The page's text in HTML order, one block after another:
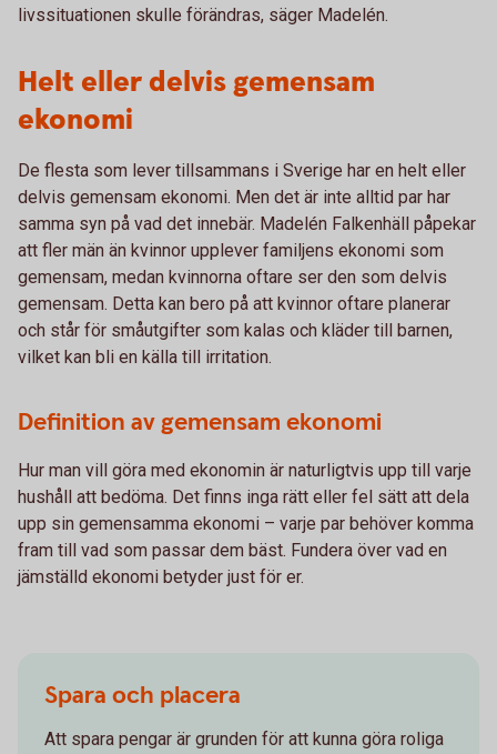
livssituationen skulle förändras, säger Madelén.
Helt eller delvis gemensam
ekonomi
De flesta som lever tillsammans i Sverige har en helt eller
delvis gemensam ekonomi. Men det är inte alltid par har
samma syn på vad det innebär. Madelén Falkenhäll påpekar
att fler män än kvinnor upplever familjens ekonomi som
gemensam, medan kvinnorna oftare ser den som delvis
gemensam. Detta kan bero på att kvinnor oftare planerar
och står för småutgifter som kalas och kläder till barnen,
vilket kan bli en källa till irritation.
Definition av gemensam ekonomi
Hur man vill göra med ekonomin är naturligtvis upp till varje
hushåll att bedöma. Det finns inga rätt eller fel sätt att dela
upp sin gemensamma ekonomi – varje par behöver komma
fram till vad som passar dem bäst. Fundera över vad en
jämställd ekonomi betyder just för er.
Spara och placera
Att spara pengar är grunden för att kunna göra roliga